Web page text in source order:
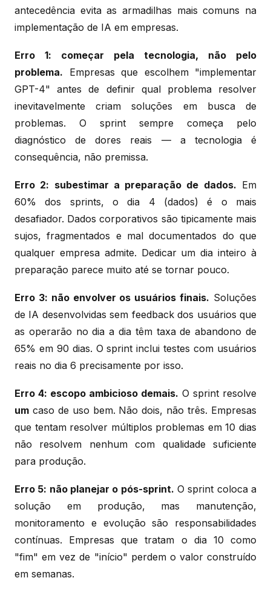
antecedência evita as armadilhas mais comuns na
implementação de IA em empresas.
Erro 1: começar pela tecnologia, não pelo
problema. Empresas que escolhem "implementar
GPT-4" antes de definir qual problema resolver
inevitavelmente criam soluções em busca de
problemas. O sprint sempre começa pelo
diagnóstico de dores reais — a tecnologia é
consequência, não premissa.
Erro 2: subestimar a preparação de dados. Em
60% dos sprints, o dia 4 (dados) é o mais
desafiador. Dados corporativos são tipicamente mais
sujos, fragmentados e mal documentados do que
qualquer empresa admite. Dedicar um dia inteiro à
preparação parece muito até se tornar pouco.
Erro 3: não envolver os usuários finais. Soluções
de IA desenvolvidas sem feedback dos usuários que
as operarão no dia a dia têm taxa de abandono de
65% em 90 dias. O sprint inclui testes com usuários
reais no dia 6 precisamente por isso.
Erro 4: escopo ambicioso demais. O sprint resolve
um caso de uso bem. Não dois, não três. Empresas
que tentam resolver múltiplos problemas em 10 dias
não resolvem nenhum com qualidade suficiente
para produção.
Erro 5: não planejar o pós-sprint. O sprint coloca a
solução em produção, mas manutenção,
monitoramento e evolução são responsabilidades
contínuas. Empresas que tratam o dia 10 como
"fim" em vez de "início" perdem o valor construído
em semanas.